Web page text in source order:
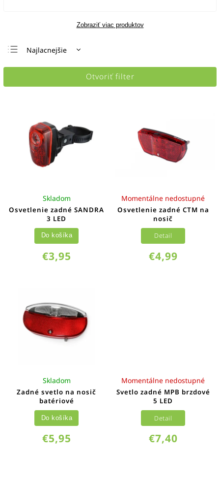
Zobraziť viac produktov
Najlacnejšie
Najdrahšie
Otvoriť filter
Osvetlenie zadné SANDRA
3 LED
Skladom
€3,95
Do košíka
Osvetlenie zadné CTM na
nosič
Momentálne nedostupné
€4,99
Detail
Zadné svetlo na nosič
batériové
Skladom
€5,95
Do košíka
Svetlo zadné MPB brzdové
5 LED
Momentálne nedostupné
€7,40
Detail